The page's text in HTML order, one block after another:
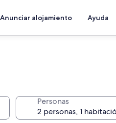
Anunciar alojamiento Ayuda
Personas